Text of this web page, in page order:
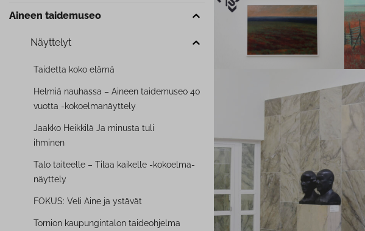
Aineen taidemuseo
Näyttelyt
Taidetta koko elämä
Helmiä nauhassa – Aineen taidemuseo 40
vuotta -ko­koel­ma­näyt­te­ly
Jaakko Heikkilä Ja minusta tuli
ihminen
Talo taiteelle – Tilaa kaikelle -ko­koel­ma­
näyt­te­ly
FOKUS: Veli Aine ja ystävät
Tornion kau­pun­gin­ta­lon tai­deoh­jel­ma